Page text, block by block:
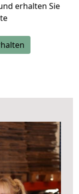
erhalten Sie